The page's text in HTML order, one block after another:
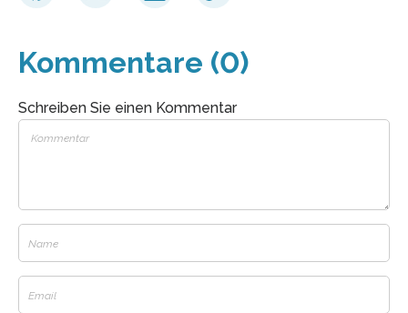
Kommentare (0)
Schreiben Sie einen Kommentar